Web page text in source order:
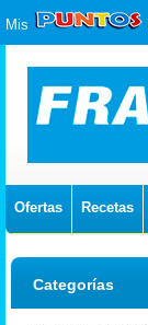
Mis
Ofertas Recetas
Categorías